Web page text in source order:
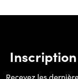
Recevez les